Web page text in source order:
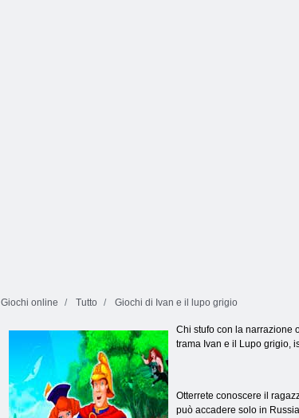
Giochi online Tutto Giochi di Ivan e il lupo grigio
Chi stufo con la narrazione
trama Ivan e il Lupo grigio,
Otterrete conoscere il
può accadere solo in